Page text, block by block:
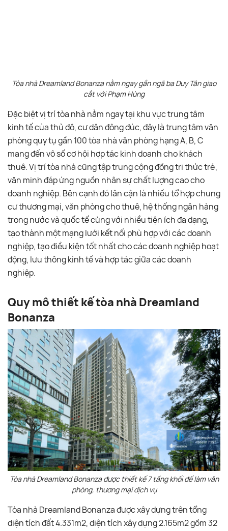
Tòa nhà Dreamland Bonanza nằm ngay gần ngã ba Duy Tân giao
cắt với Phạm Hùng
Đặc biệt vị trí tòa nhà nằm ngay tại khu vực trung tâm
kinh tế của thủ đô, cư dân đông đúc, đây là trung tâm văn
phòng quy tụ gần 100 tòa nhà văn phòng hạng A, B, C
mang đến vô số cơ hội hợp tác kinh doanh cho khách
thuê. Vị trí tòa nhà cũng tập trung cộng đồng tri thức trẻ,
văn minh đáp ứng nguồn nhân sự chất lượng cao cho
doanh nghiệp. Bên cạnh đó lân cận là nhiều tổ hợp chung
cư thương mại, văn phòng cho thuê, hệ thống ngân hàng
trong nước và quốc tế cùng với nhiều tiện ích đa dạng,
tạo thành một mạng lưới kết nối phù hợp với các doanh
nghiệp, tạo điều kiện tốt nhất cho các doanh nghiệp hoạt
động, lưu thông kinh tế và hợp tác giữa các doanh
nghiệp.
Quy mô thiết kế tòa nhà Dreamland
Bonanza
Tòa nhà Dreamland Bonanza được thiết kế 7 tầng khối đế làm văn
phòng, thương mại dịch vụ
Tòa nhà Dreamland Bonanza được xây dựng trên tổng
diện tích đất 4.331m2, diện tích xây dựng 2.165m2 gồm 32